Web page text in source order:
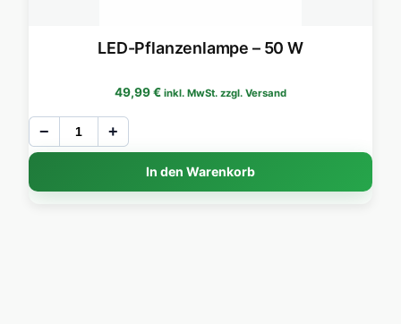
LED-Pflanzenlampe – 50 W
49,99€ inkl. MwSt. zzgl. Versand
− +
In den Warenkorb